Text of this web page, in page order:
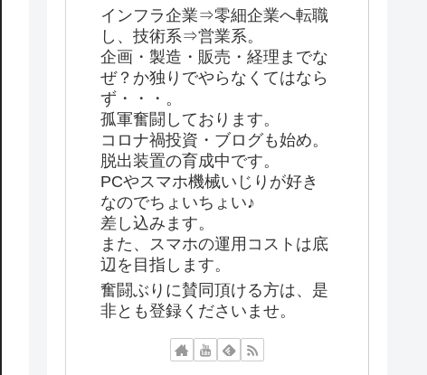
インフラ企業⇒零細企業へ転職
し、技術系⇒営業系。
企画・製造・販売・経理までな
ぜ？か独りでやらなくてはなら
ず・・・。
孤軍奮闘しております。
コロナ禍投資・ブログも始め。
脱出装置の育成中です。
PCやスマホ機械いじりが好き
なのでちょいちょい♪
差し込みます。
また、スマホの運用コストは底
辺を目指します。
奮闘ぶりに賛同頂ける方は、是
非とも登録くださいませ。